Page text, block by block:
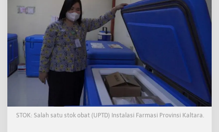
P
m
e
r
a
a
a
O
STOK: Salah satu stok obat (UPTD) Instalasi Farmasi Provinsi Kaltara.